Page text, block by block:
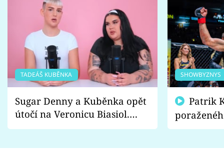
TADEÁŠ KUBĚNKA
Sugar Denny a Kuběnka opět
útočí na Veronicu Biasiol.
Proč je podle nich falešná a
SHOWBYZNYS
fanoušci